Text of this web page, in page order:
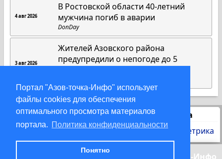
Портал "Азов-точка-Инфо" использует
файлы cookies для обеспечения
оптимального просмотра материалов
портала. Политика конфиденциальности
Понятно
4 авг 2026
В Ростовской области 40-летний
мужчина погиб в аварии
DonDay
3 авг 2026
Жителей Азовского района
предупредили о непогоде до 5
августа
Статистика
© 2000-2026 Азов-точка-Инфо